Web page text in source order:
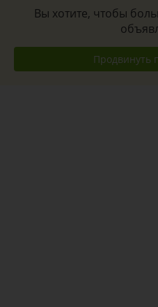
Вы хотите, чтобы
Продвинуть